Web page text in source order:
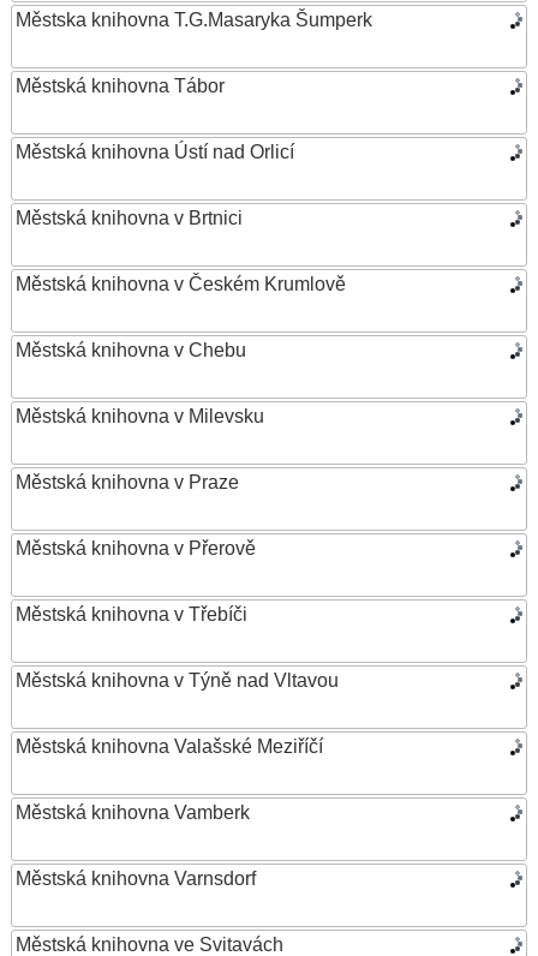
Městska knihovna T.G.Masaryka Šumperk
Městská knihovna Tábor
Městská knihovna Ústí nad Orlicí
Městská knihovna v Brtnici
Městská knihovna v Českém Krumlově
Městská knihovna v Chebu
Městská knihovna v Milevsku
Městská knihovna v Praze
Městská knihovna v Přerově
Městská knihovna v Třebíči
Městská knihovna v Týně nad Vltavou
Městská knihovna Valašské Meziříčí
Městská knihovna Vamberk
Městská knihovna Varnsdorf
Městská knihovna ve Svitavách